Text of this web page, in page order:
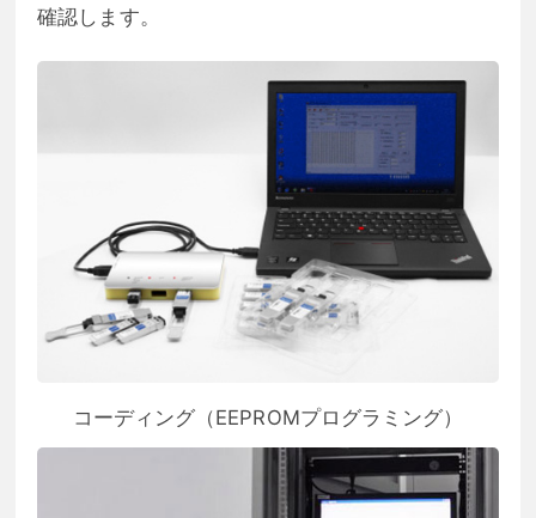
確認します。
コーディング（EEPROMプログラミング）